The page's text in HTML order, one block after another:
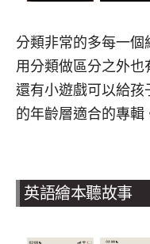
分類非常的多每一個
用分類做區分之外也
還有小遊戲可以給孩
的年齡層適合的專輯
英語繪本聽故事